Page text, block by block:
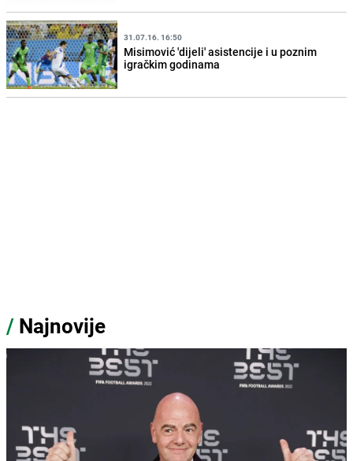
31.07.16. 16:50
Misimović 'dijeli' asistencije i u poznim
igračkim godinama
/ Najnovije